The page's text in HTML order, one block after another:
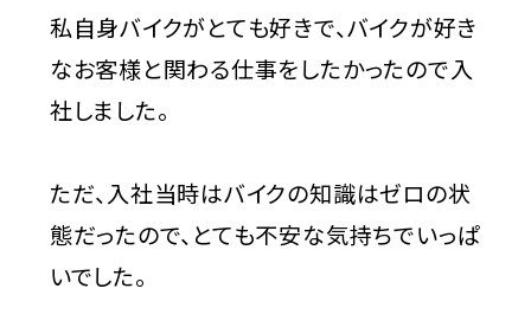
私自身バイクがとても好きで、バイクが好き
なお客様と関わる仕事をしたかったので入
社しました。
ただ、入社当時はバイクの知識はゼロの状
態だったので、とても不安な気持ちでいっぱ
いでした。